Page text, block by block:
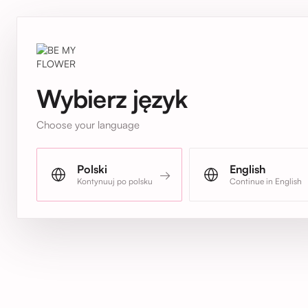
Wybierz język
Choose your language
Polski
Kontynuuj po polsku → English
Continue in English